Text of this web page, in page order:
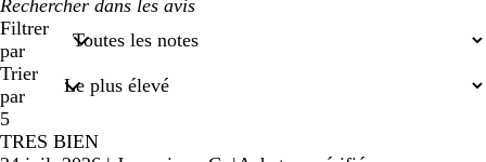
Mes
recherches
saisies
Filtrer
par
Trier
par
5
TRES BIEN